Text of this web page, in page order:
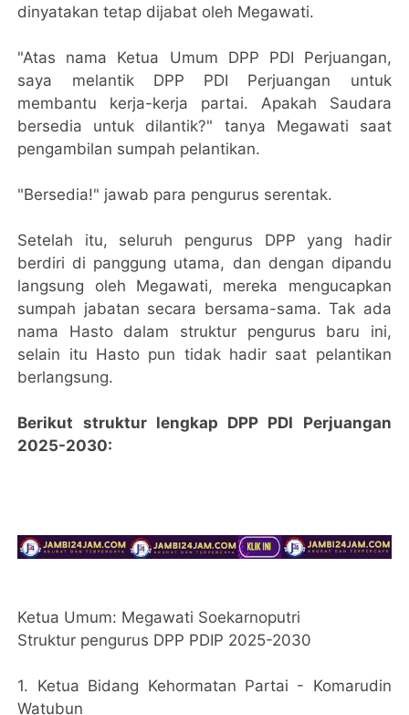
dinyatakan tetap dijabat oleh Megawati.
"Atas nama Ketua Umum DPP PDI Perjuangan,
saya melantik DPP PDI Perjuangan untuk
membantu kerja-kerja partai. Apakah Saudara
bersedia untuk dilantik?" tanya Megawati saat
pengambilan sumpah pelantikan.
"Bersedia!" jawab para pengurus serentak.
Setelah itu, seluruh pengurus DPP yang hadir
berdiri di panggung utama, dan dengan dipandu
langsung oleh Megawati, mereka mengucapkan
sumpah jabatan secara bersama-sama. Tak ada
nama Hasto dalam struktur pengurus baru ini,
selain itu Hasto pun tidak hadir saat pelantikan
berlangsung.
Berikut struktur lengkap DPP PDI Perjuangan
2025-2030:
Ketua Umum: Megawati Soekarnoputri
Struktur pengurus DPP PDIP 2025-2030
1.⁠ ⁠Ketua Bidang Kehormatan Partai - Komarudin
Watubun